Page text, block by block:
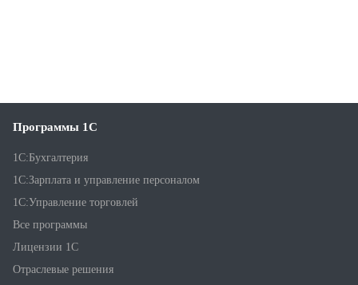
Программы 1С
1С:Бухгалтерия
1С:Зарплата и управление персоналом
1С:Управление торговлей
Все программы
Лицензии 1С
Отраслевые решения